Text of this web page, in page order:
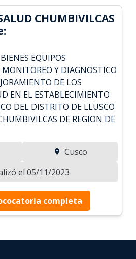
CHUMBIVILCAS
EQUIPOS
Y DIAGNOSTICO
DE LOS
EN EL ESTABLECIMIENTO
DEL DISTRITO DE LLUSCO
DE REGION DE
Cusco
el 05/11/2023
completa